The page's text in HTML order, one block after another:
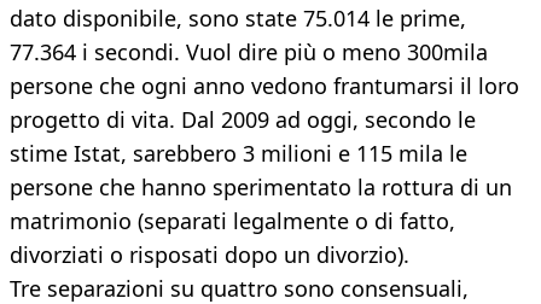
dato disponibile, sono state 75.014 le prime,
77.364 i secondi. Vuol dire più o meno 300mila
persone che ogni anno vedono frantumarsi il loro
progetto di vita. Dal 2009 ad oggi, secondo le
stime Istat, sarebbero 3 milioni e 115 mila le
persone che hanno sperimentato la rottura di un
matrimonio (separati legalmente o di fatto,
divorziati o risposati dopo un divorzio).
Tre separazioni su quattro sono consensuali,